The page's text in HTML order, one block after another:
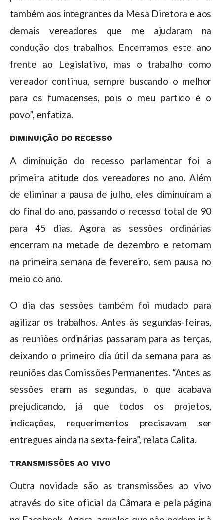
também aos integrantes da Mesa Diretora e aos
demais vereadores que me ajudaram na
condução dos trabalhos. Encerramos este ano
frente ao Legislativo, mas o trabalho como
vereador continua, sempre buscando o melhor
para os fumacenses, pois o meu partido é o
povo”, enfatiza.
DIMINUIÇÃO DO RECESSO
A diminuição do recesso parlamentar foi a
primeira atitude dos vereadores no ano. Além
de eliminar a pausa de julho, eles diminuíram a
do final do ano, passando o recesso total de 90
para 45 dias. Agora as sessões ordinárias
encerram na metade de dezembro e retornam
na primeira semana de fevereiro, sem pausa no
meio do ano.
O dia das sessões também foi mudado para
agilizar os trabalhos. Antes às segundas-feiras,
as reuniões ordinárias passaram para as terças,
deixando o primeiro dia útil da semana para as
reuniões das Comissões Permanentes. “Antes as
sessões eram as segundas, o que acabava
prejudicando, já que todos os projetos,
indicações, requerimentos precisavam ser
entregues ainda na sexta-feira”, relata Calita.
TRANSMISSÕES AO VIVO
Outra novidade são as transmissões ao vivo
através do site oficial da Câmara e pela página